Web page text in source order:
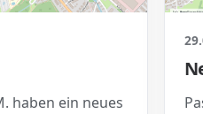
haben ein neues